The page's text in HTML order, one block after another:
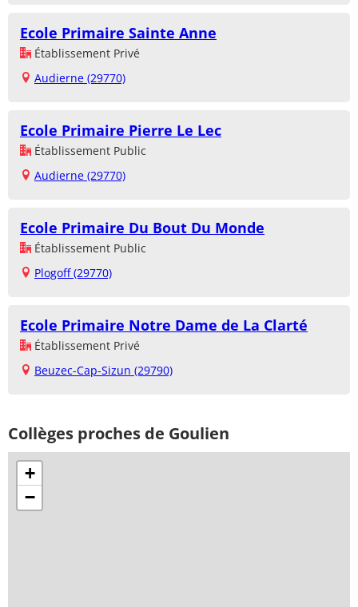
Ecole Primaire Sainte Anne
Établissement Privé
Audierne (29770)
Ecole Primaire Pierre Le Lec
Établissement Public
Audierne (29770)
Ecole Primaire Du Bout Du Monde
Établissement Public
Plogoff (29770)
Ecole Primaire Notre Dame de La Clarté
Établissement Privé
Beuzec-Cap-Sizun (29790)
Collèges proches de Goulien
+
−